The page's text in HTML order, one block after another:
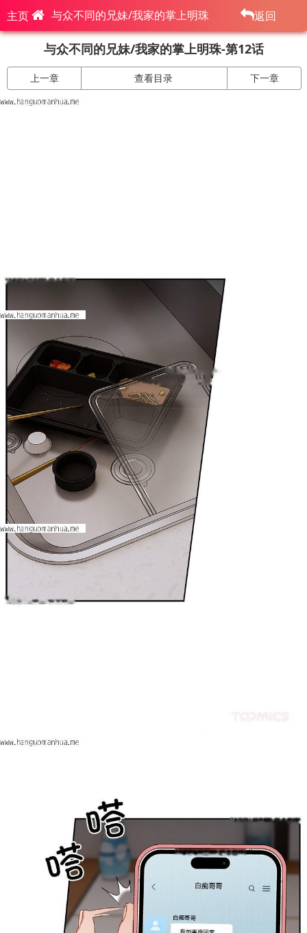
主页 与众不同的兄妹/我家的掌上明珠 返回
与众不同的兄妹/我家的掌上明珠-第12话
上一章 查看目录 下一章